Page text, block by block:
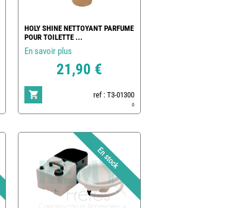
HOLY SHINE NETTOYANT PARFUME
POUR TOILETTE ...
En savoir plus
21,90 €
ref : T3-01300
0